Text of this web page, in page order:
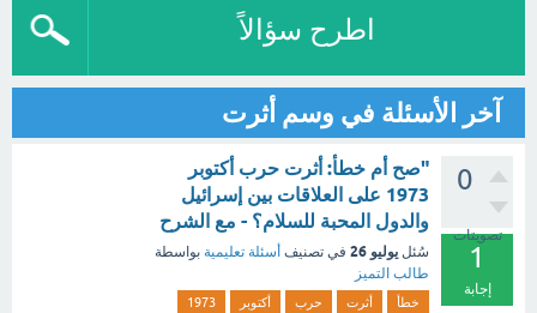
اطرح سؤالاً
آخر الأسئلة في وسم أثرت
0
تصويتات
1
إجابة
"صح أم خطأ: أثرت حرب أكتوبر
1973 على العلاقات بين إسرائيل
والدول المحبة للسلام؟ - مع الشرح
سُئل يوليو 26 في تصنيف أسئلة تعليمية بواسطة
طالب التميز
خطأ أثرت حرب أكتوبر
1973